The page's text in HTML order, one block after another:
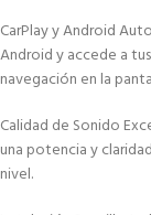
CarPlay y Android
Android y accede a
navegación en la
Calidad de Sonido
una potencia y
nivel.